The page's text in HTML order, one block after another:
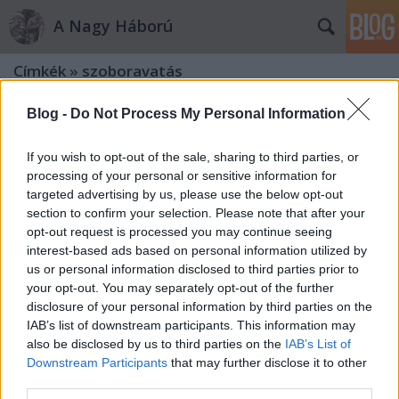
Blog - Do Not Process My Personal Information
If you wish to opt-out of the sale, sharing to third parties, or
processing of your personal or sensitive information for
targeted advertising by us, please use the below opt-out
section to confirm your selection. Please note that after your
opt-out request is processed you may continue seeing
interest-based ads based on personal information utilized by
us or personal information disclosed to third parties prior to
your opt-out. You may separately opt-out of the further
disclosure of your personal information by third parties on the
IAB’s list of downstream participants. This information may
also be disclosed by us to third parties on the IAB’s List of
Downstream Participants that may further disclose it to other
A Nagy Háború
Címkék » szoboravatás
A székesfehérvári 17-es honvédek
emléknapja
Nagy Háború szerkesztőség•2011. július 19.
2011. július 18-én délután Székesfehérváron, az
egykori 17-es honvédek laktanyájában
megemlékezésre került sor. Az újjáélesztett
"ezrednapon" az egykori alakulat tagjaira és hősi
halottaira emlékeztek az egybegyűltek. A város házi
ezrede a Nagy Háborúban hatalmas…
Meghívó a székesfehérvári Magyar
Királyi 17. honvéd gyalogezred